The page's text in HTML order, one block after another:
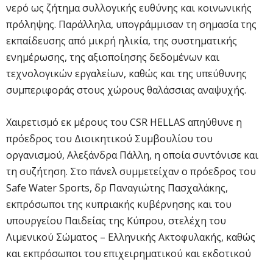
νερό ως ζήτημα συλλογικής ευθύνης και κοινωνικής
πρόληψης. Παράλληλα, υπογράμμισαν τη σημασία της
εκπαίδευσης από μικρή ηλικία, της συστηματικής
ενημέρωσης, της αξιοποίησης δεδομένων και
τεχνολογικών εργαλείων, καθώς και της υπεύθυνης
συμπεριφοράς στους χώρους θαλάσσιας αναψυχής.
Χαιρετισμό εκ μέρους του CSR HELLAS απηύθυνε η
πρόεδρος του Διοικητικού Συμβουλίου του
οργανισμού, Αλεξάνδρα Πάλλη, η οποία συντόνισε και
τη συζήτηση. Στο πάνελ συμμετείχαν ο πρόεδρος του
Safe Water Sports, δρ Παναγιώτης Πασχαλάκης,
εκπρόσωποι της κυπριακής κυβέρνησης και του
υπουργείου Παιδείας της Κύπρου, στελέχη του
Λιμενικού Σώματος – Ελληνικής Ακτοφυλακής, καθώς
και εκπρόσωποι του επιχειρηματικού και εκδοτικού